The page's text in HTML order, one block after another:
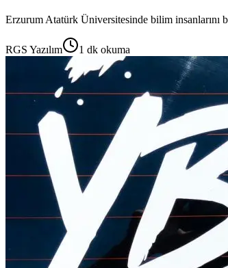
Erzurum Atatürk Üniversitesinde bilim insanlarını
RGS Yazılım 1 dk okuma